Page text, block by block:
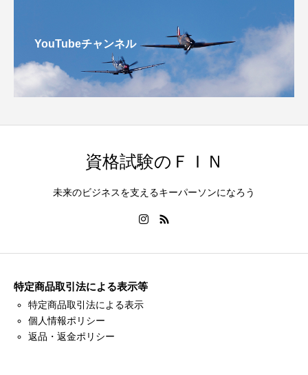
YouTubeチャンネル
資格試験のＦＩＮ
未来のビジネスを支えるキーパーソンになろう
特定商品取引法による表示等
特定商品取引法による表示
個人情報ポリシー
返品・返金ポリシー